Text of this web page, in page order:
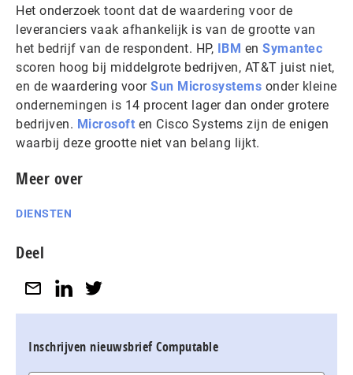
Het onderzoek toont dat de waardering voor de
leveranciers vaak afhankelijk is van de grootte van
het bedrijf van de respondent. HP, IBM en Symantec
scoren hoog bij middelgrote bedrijven, AT&T juist niet,
en de waardering voor Sun Microsystems onder kleine
ondernemingen is 14 procent lager dan onder grotere
bedrijven. Microsoft en Cisco Systems zijn de enigen
waarbij deze grootte niet van belang lijkt.
Meer over
DIENSTEN
Deel
Inschrijven nieuwsbrief Computable